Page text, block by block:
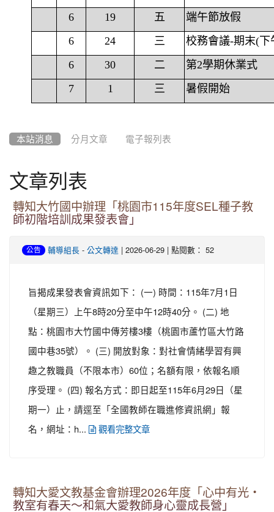
6
19 五
端午節放假
6
24 三
校務會議-期末(下
6
30 二
第2學期休業式
7
1 三 暑假開始
本站消息 分月文章 電子報列表
文章列表
轉知大竹國中辦理「桃園市115年度SEL種子教
師初階培訓成果發表會」
公告 輔導組長 - 公文轉達 | 2026-06-29 | 點閱數： 52
旨揭成果發表會資訊如下： (一) 時間：115年7月1日
（星期三）上午8時20分至中午12時40分。 (二) 地
點：桃園市大竹國中傳芳樓3樓（桃園市蘆竹區大竹路
國中巷35號）。 (三) 開放對象：對社會情緒學習有興
趣之教職員（不限本市）60位；名額有限，依報名順
序受理。 (四) 報名方式：即日起至115年6月29日（星
期一）止，請逕至「全國教師在職進修資訊網」報
名，網址：h...
觀看完整文章
轉知大愛文教基金會辦理2026年度「心中有光・
教室有春天～和氣大愛教師身心靈成長營」